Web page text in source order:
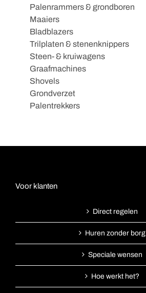
Palenrammers & grondboren
Maaiers
Bladblazers
Trilplaten & stenenknippers
Steen- & kruiwagens
Graafmachines
Shovels
Grondverzet
Palentrekkers
Voor klanten
Direct regelen
Huren zonder borg
Speciale wensen
Hoe werkt het?